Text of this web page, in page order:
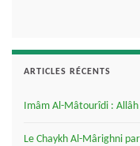
ARTICLES RÉCENTS
Imâm Al-Mâtourîdi :
Le Chaykh Al-Mârighni